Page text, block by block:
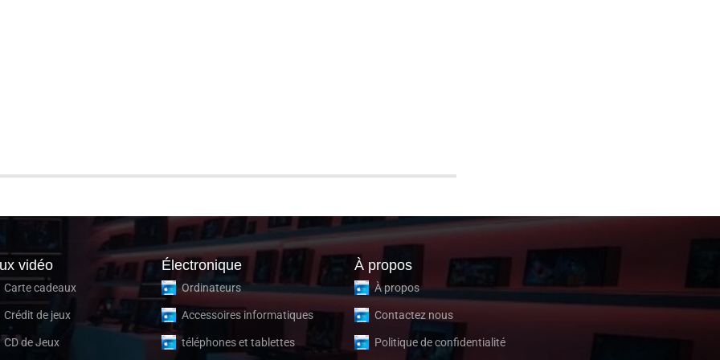
vidéo
Carte cadeaux
Crédit de jeux
CD de Jeux
Électronique
Ordinateurs
Accessoires informatiques
téléphones et tablettes
À propos
À propos
Contactez nous
Politique de confidentialité